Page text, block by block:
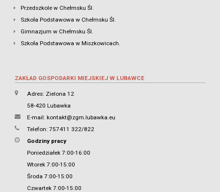
Przedszkole w Chełmsku Śl.
Szkoła Podstawowa w Chełmsku Śl.
Gimnazjum w Chełmsku Śl.
Szkoła Podstawowa w Miszkowicach.
ZAKŁAD GOSPODARKI MIEJSKIEJ W LUBAWCE
Adres: Zielona 12
58-420 Lubawka
E-mail: kontakt@zgm.lubawka.eu
Telefon: 757411 322/822
Godziny pracy
Poniedziałek 7:00-16:00
Wtorek 7:00-15:00
Środa 7:00-15:00
Czwartek 7:00-15:00